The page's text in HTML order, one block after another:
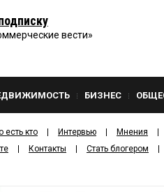
вести»
БИЗНЕС
есть кто Интервью Мнения
Контакты Стать блогером